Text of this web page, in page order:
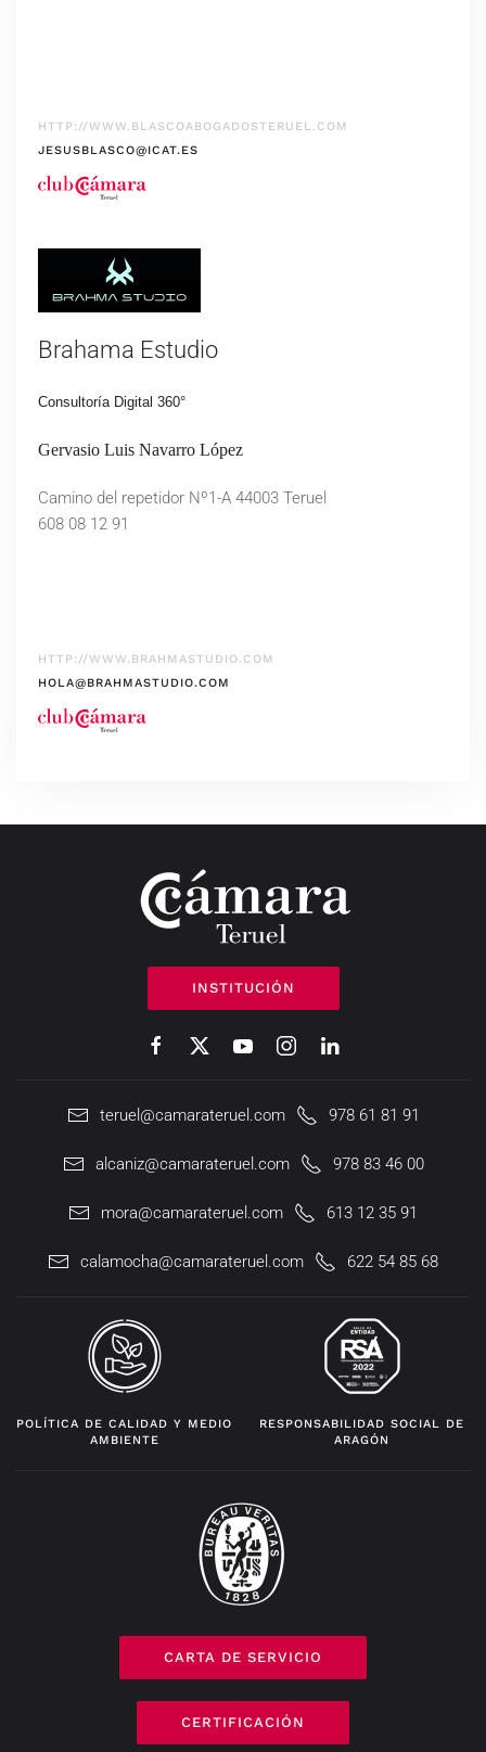
HTTP://WWW.BLASCOABOGADOSTERUEL.COM
JESUSBLASCO@ICAT.ES
Brahama Estudio
Consultoría Digital 360°
Gervasio Luis Navarro López
Camino del repetidor Nº1-A 44003 Teruel
608 08 12 91
HTTP://WWW.BRAHMASTUDIO.COM
HOLA@BRAHMASTUDIO.COM
INSTITUCIÓN
teruel@camarateruel.com 978 61 81 91
alcaniz@camarateruel.com 978 83 46 00
mora@camarateruel.com 613 12 35 91
calamocha@camarateruel.com 622 54 85 68
POLÍTICA DE CALIDAD Y MEDIO
AMBIENTE
RESPONSABILIDAD SOCIAL DE
ARAGÓN
CARTA DE SERVICIO
CERTIFICACIÓN